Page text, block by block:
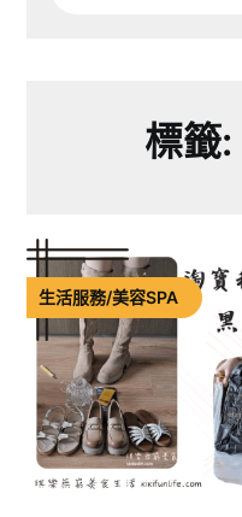
標籤:
生活服務/美容SPA